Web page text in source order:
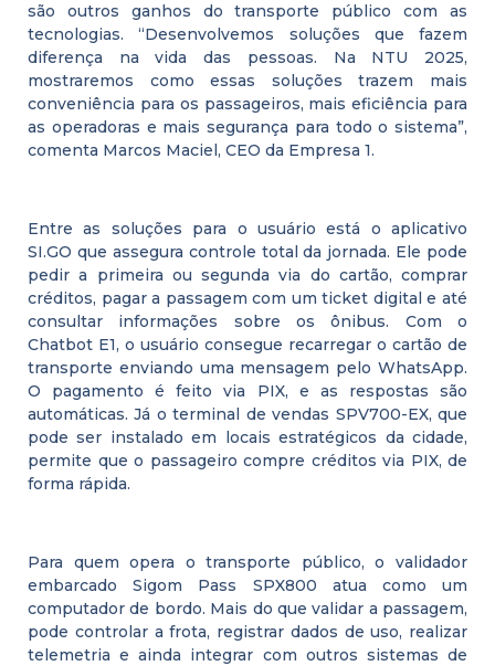
são outros ganhos do transporte público com as
tecnologias. “Desenvolvemos soluções que fazem
diferença na vida das pessoas. Na NTU 2025,
mostraremos como essas soluções trazem mais
conveniência para os passageiros, mais eficiência para
as operadoras e mais segurança para todo o sistema”,
comenta Marcos Maciel, CEO da Empresa 1.
Entre as soluções para o usuário está o aplicativo
SI.GO que assegura controle total da jornada. Ele pode
pedir a primeira ou segunda via do cartão, comprar
créditos, pagar a passagem com um ticket digital e até
consultar informações sobre os ônibus. Com o
Chatbot E1, o usuário consegue recarregar o cartão de
transporte enviando uma mensagem pelo WhatsApp.
O pagamento é feito via PIX, e as respostas são
automáticas. Já o terminal de vendas SPV700-EX, que
pode ser instalado em locais estratégicos da cidade,
permite que o passageiro compre créditos via PIX, de
forma rápida.
Para quem opera o transporte público, o validador
embarcado Sigom Pass SPX800 atua como um
computador de bordo. Mais do que validar a passagem,
pode controlar a frota, registrar dados de uso, realizar
telemetria e ainda integrar com outros sistemas de